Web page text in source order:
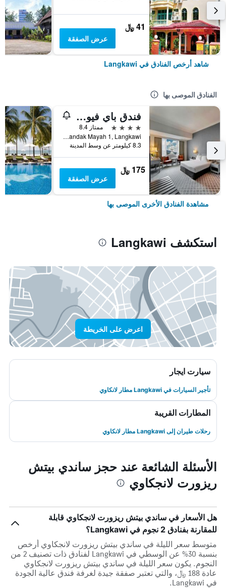
41 ﷼
عرض الصفقة
شاهد أرخص الفنادق في Langkawi
الفنادق الموصى بها
فندق باي فيو لانكاوي
4 نجوم
ممتاز 8.4
Jalan Pandak Mayah 1, Langkawi, ماليزيا
8.3 كيلومتر عن وسط المدينة
175 ﷼
عرض الصفقة
مشاهدة الفنادق الأخرى الموصى بها
استكشف Langkawi
اعرض على الخريطة
سيارت ايجار
تأجير السيارات في Langkawi مطار لانكاوي
المطارات القريبة
رحلات طيران إلى Langkawi مطار لانكاوي
الأسئلة الشائعة عند حجز ساندي بيتش
ريزورت لانجكاوي
هل الأسعار في ساندي بيتش ريزورت لانجكاوي قابلة
للمقارنة بفنادق 2 نجوم في Langkawi؟
متوسط سعر الليلة في ساندي بيتش ريزورت لانجكاوي أرخص
بنسبة 30% عن الوسطي في Langkawi لفنادق ذات تصنيف 2 من
النجوم. يكون سعر الليلة في ساندي بيتش ريزورت لانجكاوي
عادة 188 ﷼، والتي تعتبر صفقة جيدة لغرفة فندق عالية الجودة
في Langkawi.